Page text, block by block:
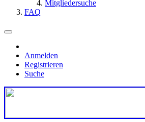
Mitgliedersuche
FAQ
Anmelden
Registrieren
Suche